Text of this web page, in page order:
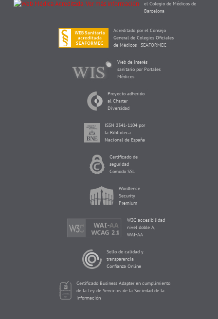
el Colegio de Médicos de
Barcelona
Acreditado por el Consejo
General de Colegios Oficiales
de Médicos - SEAFORMEC
Web de interés
sanitario por Portales
Médicos
Proyecto adherido
al Charter
Diversidad
ISSN 2341-1104 por
la Biblioteca
Nacional de España
Certificado de
seguridad
Comodo SSL
Wordfence
Security
Premium
W3C accesibilidad
nivel doble A,
WAI-AA
Sello de calidad y
transparencia
Confianza Online
Certificado Business Adapter en cumplimiento
de la Ley de Servicios de la Sociedad de la
Información